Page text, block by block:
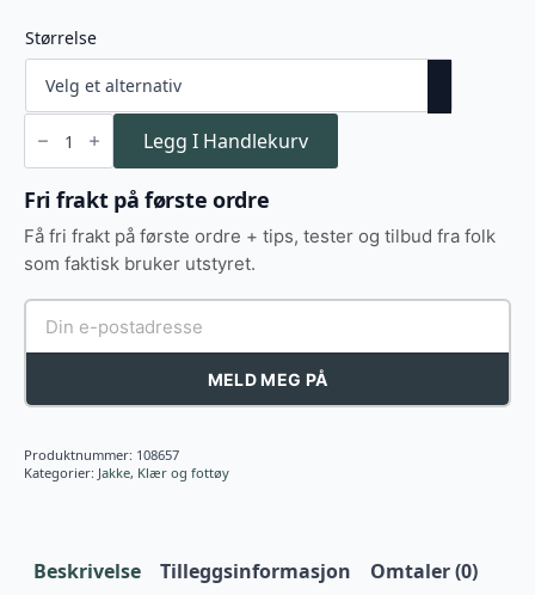
Størrelse
Blaser
Striker
Jacket
rubber
braun/blaze
orange
Legg I Handlekurv
Fri frakt på første ordre
Få fri frakt på første ordre + tips, tester og tilbud fra folk
som faktisk bruker utstyret.
MELD MEG PÅ
Produktnummer: 108657
Kategorier: Jakke, Klær og fottøy
Beskrivelse Tilleggsinformasjon Omtaler (0)